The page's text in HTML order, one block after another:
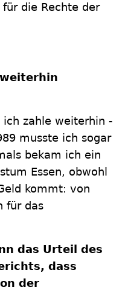
für die Rechte der
ich zahle weiterhin -
musste ich sogar
bekam ich ein
Essen, obwohl
kommt: von
für das
das Urteil des
dass
der